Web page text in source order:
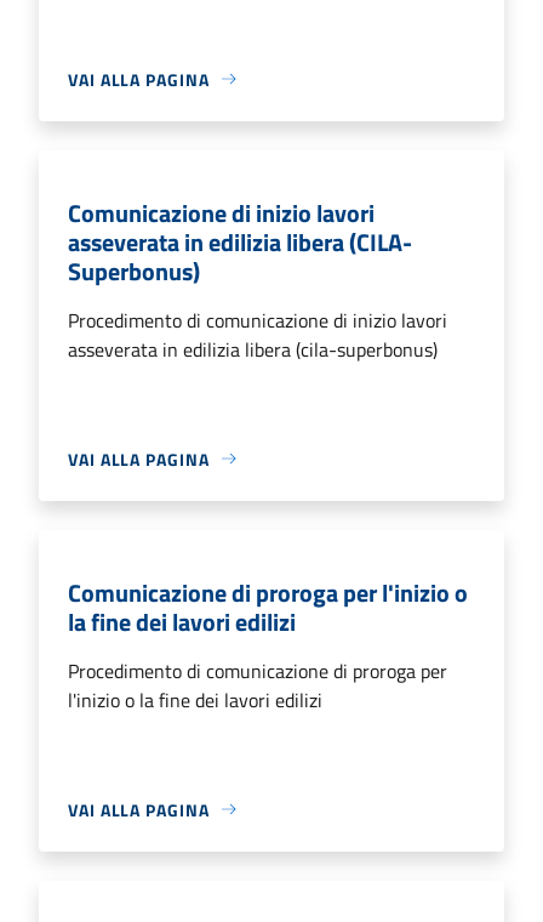
VAI ALLA PAGINA
Comunicazione di inizio lavori
asseverata in edilizia libera (CILA-
Superbonus)
Procedimento di comunicazione di inizio lavori
asseverata in edilizia libera (cila-superbonus)
VAI ALLA PAGINA
Comunicazione di proroga per l'inizio o
la fine dei lavori edilizi
Procedimento di comunicazione di proroga per
l'inizio o la fine dei lavori edilizi
VAI ALLA PAGINA